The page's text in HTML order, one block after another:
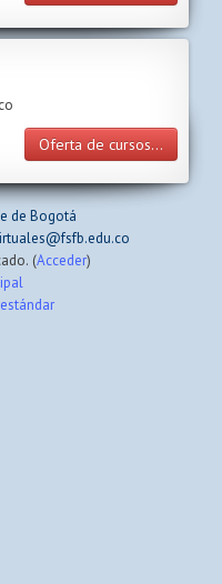
Oferta de cursos...
de Bogotá
(Acceder)